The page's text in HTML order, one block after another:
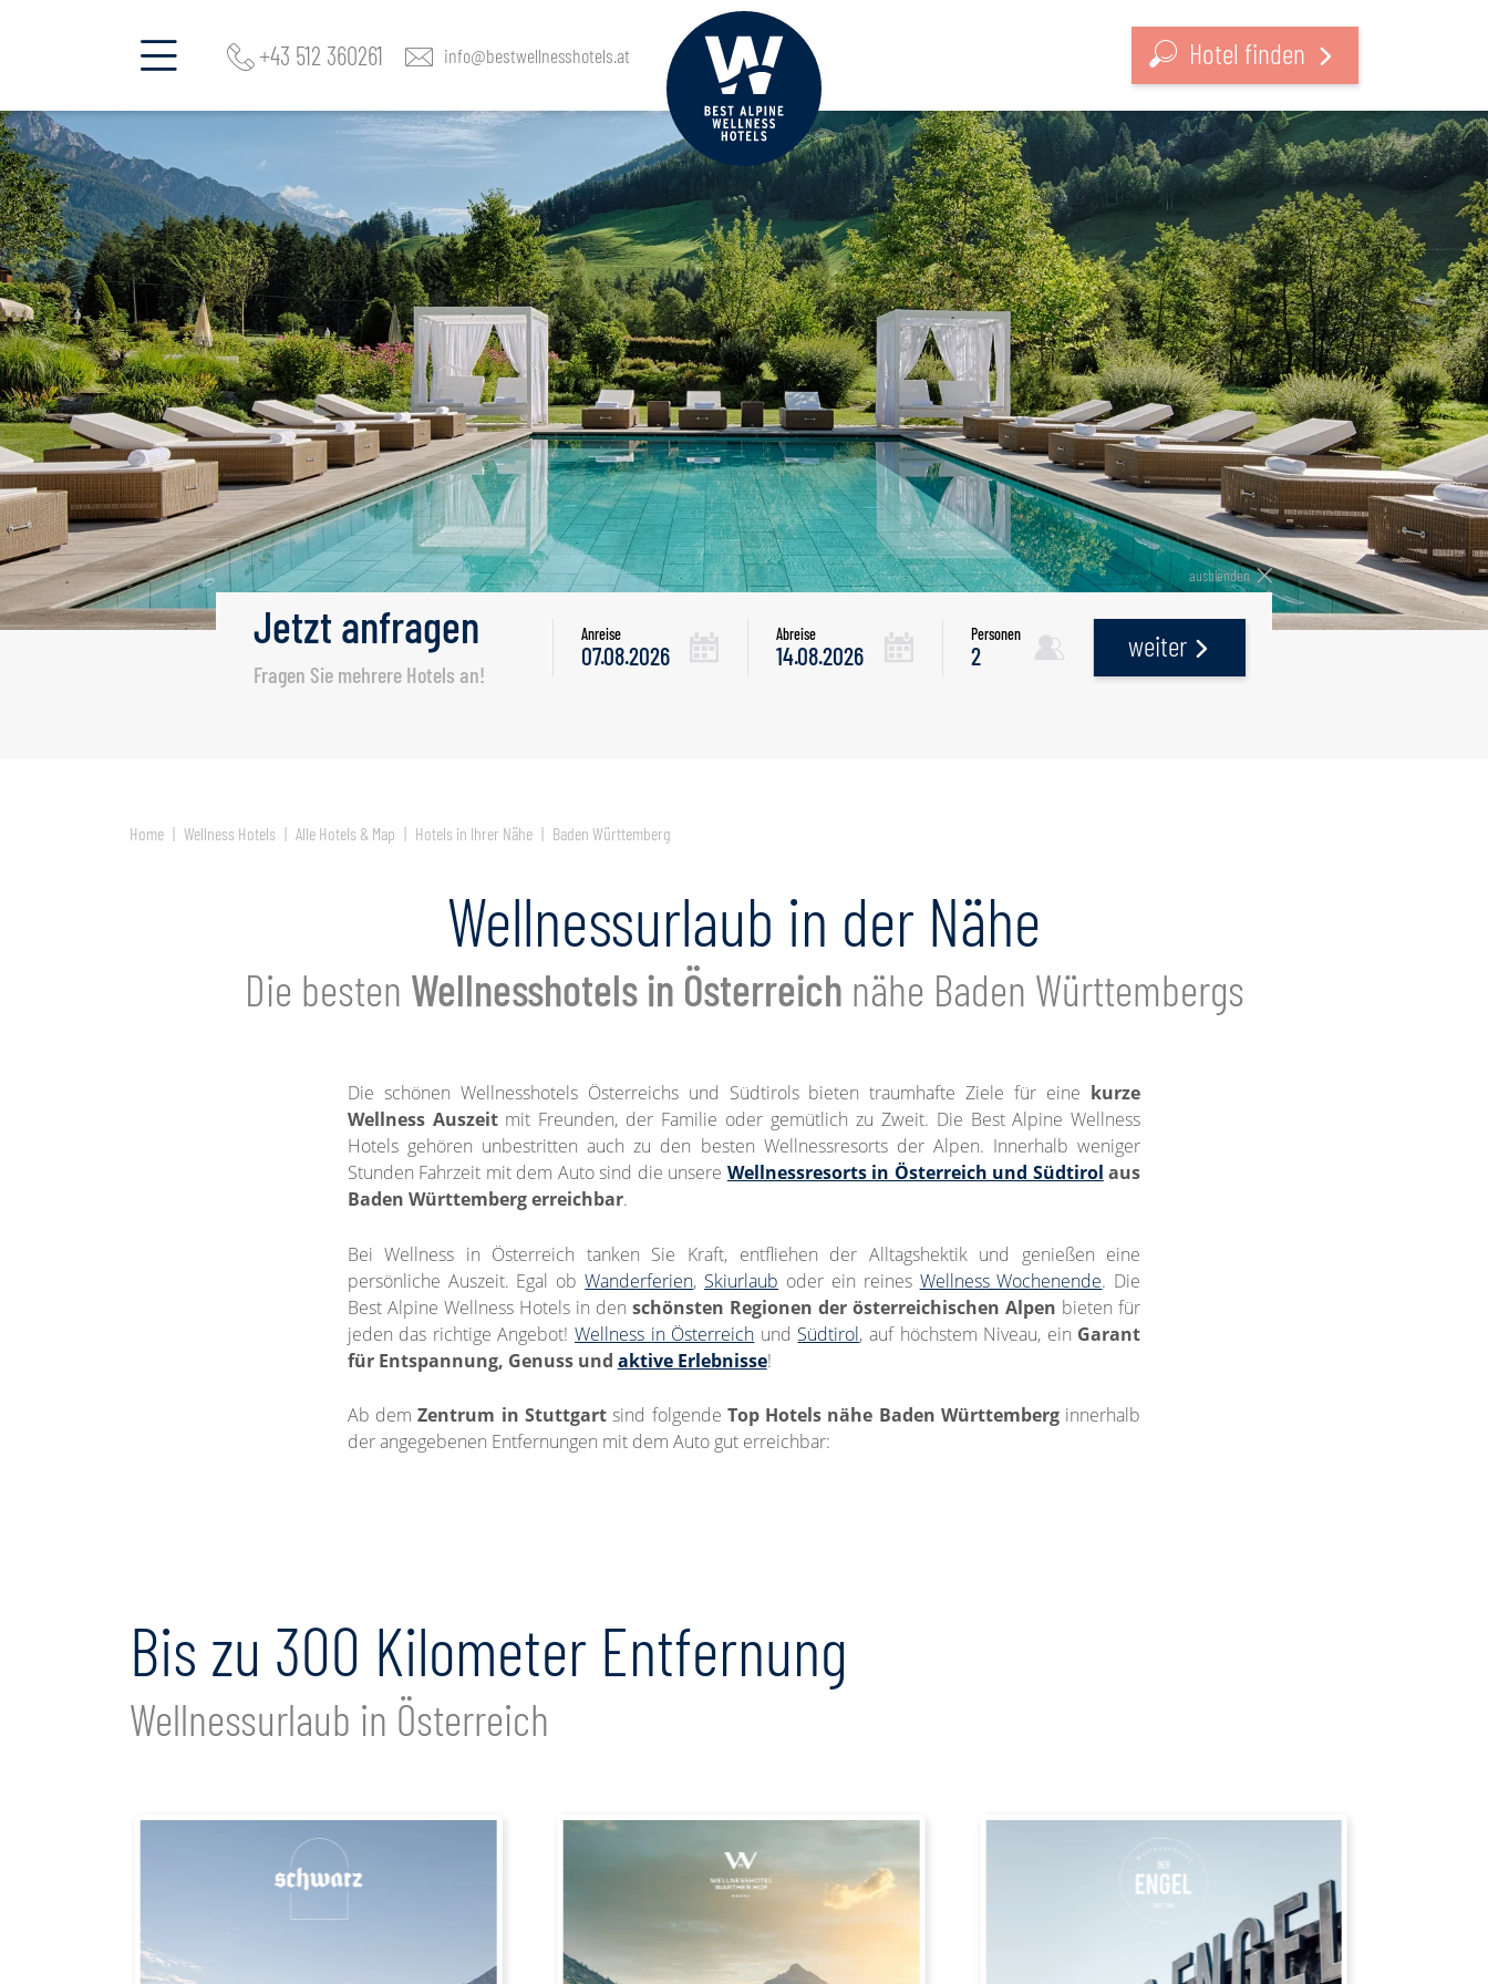
+43 512 360261 info@bestwellnesshotels.at Hotel finden
Jetzt anfragen
Fragen Sie mehrere Hotels an!
Anreise Abreise Personen weiter
ausblenden
Home Wellness Hotels Alle Hotels & Map Hotels in Ihrer Nähe Baden Württemberg
Wellnessurlaub in der Nähe
Die besten Wellnesshotels in Österreich nähe Baden Württembergs
Die schönen Wellnesshotels Österreichs und Südtirols bieten traumhafte Ziele für eine kurze
Wellness Auszeit mit Freunden, der Familie oder gemütlich zu Zweit. Die Best Alpine Wellness
Hotels gehören unbestritten auch zu den besten Wellnessresorts der Alpen. Innerhalb weniger
Stunden Fahrzeit mit dem Auto sind die unsere Wellnessresorts in Österreich und Südtirol aus
Baden Württemberg erreichbar.
Bei Wellness in Österreich tanken Sie Kraft, entfliehen der Alltagshektik und genießen eine
persönliche Auszeit. Egal obWanderferien, Skiurlaub oder ein reines Wellness Wochenende. Die
Best Alpine Wellness Hotels in den schönsten Regionen der österreichischen Alpen bieten für
jeden das richtige Angebot!Wellness in Österreich und Südtirol, auf höchstem Niveau, ein Garant
für Entspannung, Genuss und aktive Erlebnisse!
Ab demZentrum in Stuttgartsind folgende Top Hotels nähe Baden Württemberg innerhalb
der angegebenen Entfernungen mit dem Auto gut erreichbar:
Bis zu 300 Kilometer Entfernung
Wellnessurlaub in Österreich